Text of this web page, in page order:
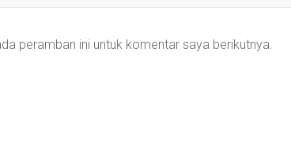
peramban ini untuk komentar saya berikutnya.